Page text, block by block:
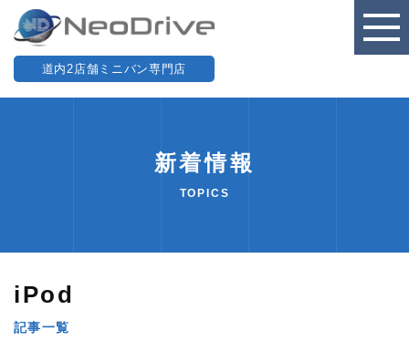
道内2店舗ミニバン専門店
新着情報
TOPICS
iPod
記事一覧